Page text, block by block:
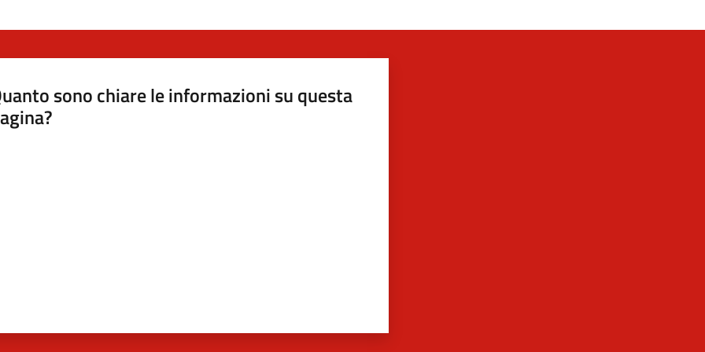
sono chiare le informazioni su questa